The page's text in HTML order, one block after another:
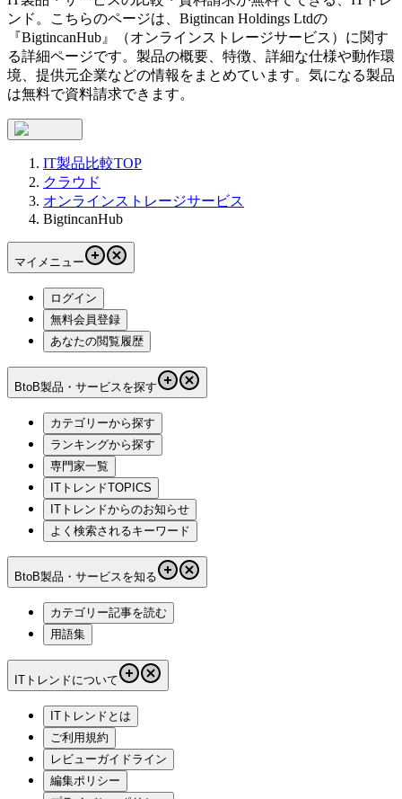
ンド。こちらのページは、 Bigtincan Holdings Ltdの
『BigtincanHub 』（オンラインストレージサービス ）に関す
る詳細ページです。製品の概要、特徴、詳細な仕様や動作環
境、提供元企業などの情報をまとめています。気になる製品
は無料で資料請求できます。
IT製品比較TOP
クラウド
オンラインストレージサービス
BigtincanHub
マイメニュー
ログイン
無料会員登録
あなたの閲覧履歴
BtoB製品・サービスを探す
カテゴリーから探す
ランキングから探す
専門家一覧
ITトレンドTOPICS
ITトレンドからのお知らせ
よく検索されるキーワード
BtoB製品・サービスを知る
カテゴリー記事を読む
用語集
ITトレンドについて
ITトレンドとは
ご利用規約
レビューガイドライン
編集ポリシー